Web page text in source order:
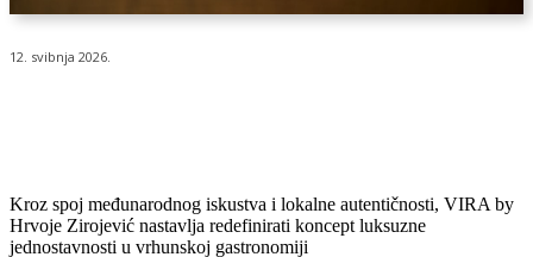
12. svibnja 2026.
Kroz spoj međunarodnog iskustva i lokalne autentičnosti, VIRA by
Hrvoje Zirojević nastavlja redefinirati koncept luksuzne
jednostavnosti u vrhunskoj gastronomiji